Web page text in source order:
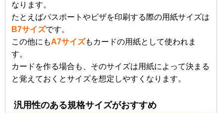
なります。
たとえばパスポートやビザを印刷する際の用紙サイズは
B7サイズです。
この他にもA7サイズもカードの用紙として使われま
す。
カードを作る場合も、そのサイズは用紙によって決まる
と覚えておくとサイズを想定しやすくなります。
汎用性のある規格サイズがおすすめ